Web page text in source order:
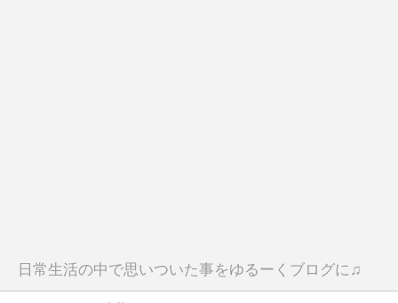
日常生活の中で思いついた事をゆるーくブログに♫